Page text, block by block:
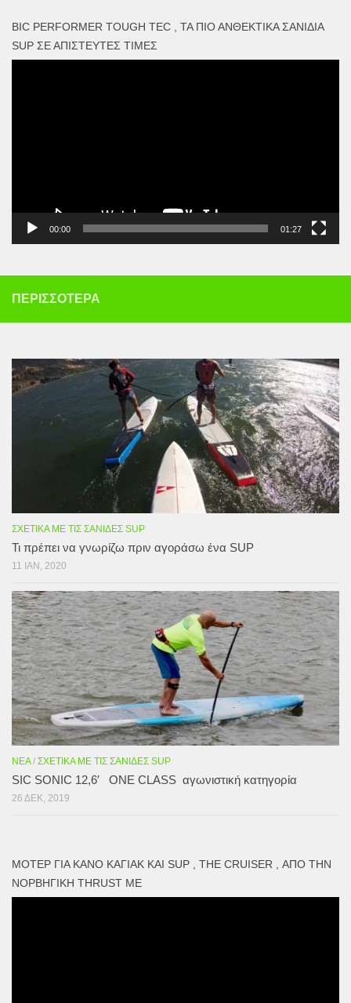
BIC PERFORMER TOUGH TEC , ΤΑ ΠΙΟ ΑΝΘΕΚΤΙΚΆ ΣΑΝΊΔΙΑ
SUP ΣΕ ΑΠΊΣΤΕΥΤΕΣ ΤΙΜΈΣ
00:00 01:27
ΠΕΡΙΣΣΌΤΕΡΑ
ΣΧΕΤΙΚΆ ΜΕ ΤΙΣ ΣΑΝΊΔΕΣ SUP
Τι πρέπει να γνωρίζω πριν αγοράσω ένα SUP
11 ΙΑΝ, 2020
ΝΈΑ/ ΣΧΕΤΙΚΆ ΜΕ ΤΙΣ ΣΑΝΊΔΕΣ SUP
SIC SONIC 12,6′ ONE CLASS αγωνιστική κατηγορία
26 ΔΕΚ, 2019
ΜΟΤΕΡ ΓΙΑ ΚΑΝΌ ΚΑΓΙΑΚ ΚΑΙ SUP , THE CRUISER , ΑΠΌ ΤΗΝ
ΝΟΡΒΗΓΙΚΉ THRUST ME